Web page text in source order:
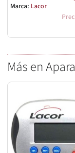
Marca: Lacor
Más en